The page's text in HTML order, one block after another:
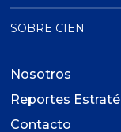
SOBRE CIEN
Nosotros
Reportes
Contacto